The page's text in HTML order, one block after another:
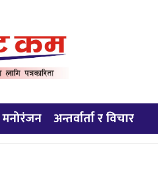
मनोरंजन अन्तर्वार्ता र विचार